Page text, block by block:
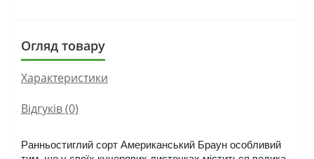
Огляд товару
Характеристики
Відгуків (0)
Ранньостиглий сорт Американський Браун особливий